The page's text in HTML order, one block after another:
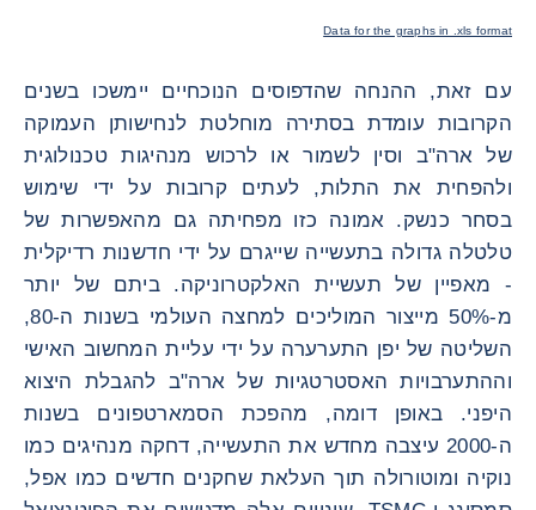
Data for the graphs in .xls format
עם זאת, ההנחה שהדפוסים הנוכחיים יימשכו בשנים
הקרובות עומדת בסתירה מוחלטת לנחישותן העמוקה
של ארה"ב וסין לשמור או לרכוש מנהיגות טכנולוגית
ולהפחית את התלות, לעתים קרובות על ידי שימוש
בסחר כנשק. אמונה כזו מפחיתה גם מהאפשרות של
טלטלה גדולה בתעשייה שייגרם על ידי חדשנות רדיקלית
- מאפיין של תעשיית האלקטרוניקה. ביתם של יותר
מ-50% מייצור המוליכים למחצה העולמי בשנות ה-80,
השליטה של ​​יפן התערערה על ידי עליית המחשוב האישי
וההתערבויות האסטרטגיות של ארה"ב להגבלת היצוא
היפני. באופן דומה, מהפכת הסמארטפונים בשנות
ה-2000 עיצבה מחדש את התעשייה, דחקה מנהיגים כמו
נוקיה ומוטורולה תוך העלאת שחקנים חדשים כמו אפל,